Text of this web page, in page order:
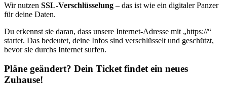
Wir nutzen SSL-Verschlüsselung – das ist wie ein digitaler Panzer
für deine Daten.
Du erkennst sie daran, dass unsere Internet-Adresse mit „https://“
startet. Das bedeutet, deine Infos sind verschlüsselt und geschützt,
bevor sie durchs Internet surfen.
Pläne geändert? Dein Ticket findet ein neues
Zuhause!